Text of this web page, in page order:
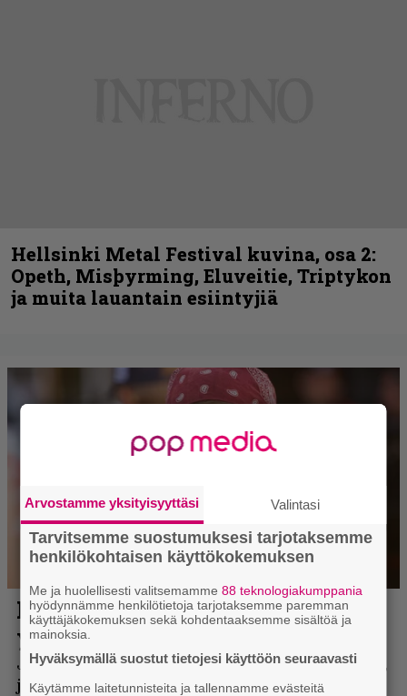
Hellsinki Metal Festival kuvina, osa 2:
Opeth, Misþyrming, Eluveitie, Triptykon
ja muita lauantain esiintyjiä
Arvostamme yksityisyyttäsi Valintasi
Tarvitsemme suostumuksesi tarjotaksemme
henkilökohtaisen käyttökokemuksen
Me ja huolellisesti valitsemamme88 teknologiakumppania
hyödynnämme henkilötietoja tarjotaksemme paremman
käyttäjäkokemuksen sekä kohdentaaksemme sisältöä ja
mainoksia.
Hyväksymällä suostut tietojesi käyttöön seuraavasti
Käytämme laitetunnisteita ja tallennamme evästeitä